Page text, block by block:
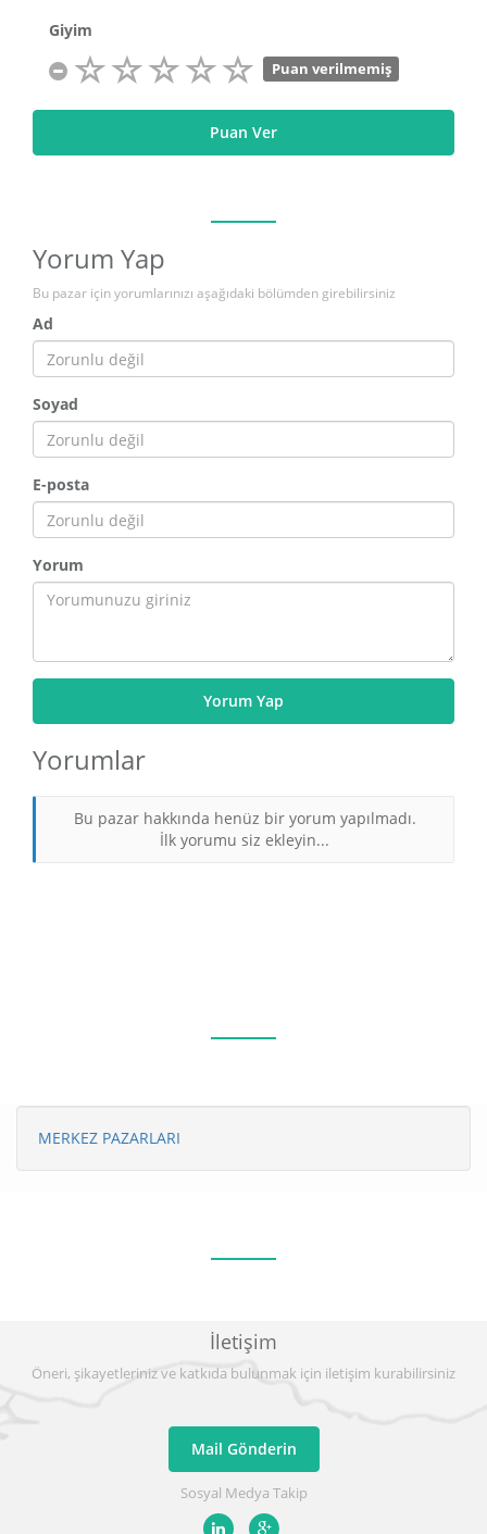
Giyim
Puan verilmemiş
Puan Ver
Yorum Yap
Bu pazar için yorumlarınızı aşağıdaki bölümden girebilirsiniz
Ad
Soyad
E-posta
Yorum
Yorum Yap
Yorumlar
Bu pazar hakkında henüz bir yorum yapılmadı.
İlk yorumu siz ekleyin...
MERKEZ PAZARLARI
İletişim
Öneri, şikayetleriniz ve katkıda bulunmak için iletişim kurabilirsiniz
Mail Gönderin
Sosyal Medya Takip